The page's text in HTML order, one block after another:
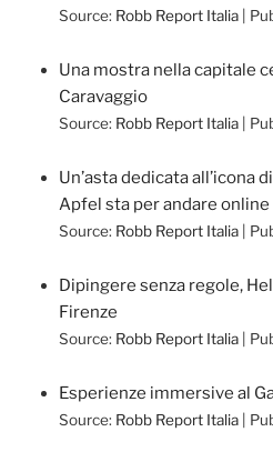
Source: Robb Report Italia
Una mostra nella capitale
Caravaggio
Source: Robb Report Italia
Un’asta dedicata all’icona
Apfel sta per andare online
Source: Robb Report Italia
Dipingere senza regole,
Firenze
Source: Robb Report Italia
Esperienze immersive al
Source: Robb Report Italia